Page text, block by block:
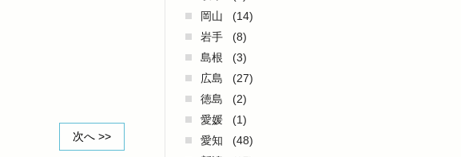
次へ >>
岡山
(14)
岩手
(8)
島根
(3)
広島
(27)
徳島
(2)
愛媛
(1)
愛知
(48)